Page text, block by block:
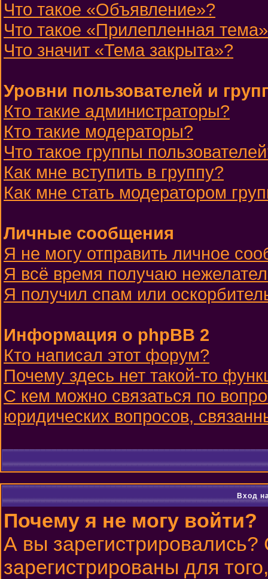
Что такое «Объявление»?
Что такое «Прилепленная
Что значит «Тема закрыта»?
Уровни пользователей и
Кто такие администраторы?
Кто такие модераторы?
Что такое группы
Как мне вступить в группу?
Как мне стать модератором
Личные сообщения
Я не могу отправить личное
Я всё время получаю
Я получил спам или
Информация о phpBB 2
Кто написал этот форум?
Почему здесь нет такой-то
С кем можно связаться по
юридических вопросов,
Вход
Почему я не могу войти?
А вы
зарегистрированы для